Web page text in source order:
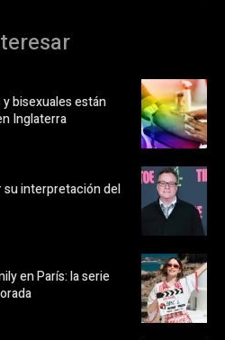
bisexuales están
Inglaterra
su interpretación del
en París: la serie